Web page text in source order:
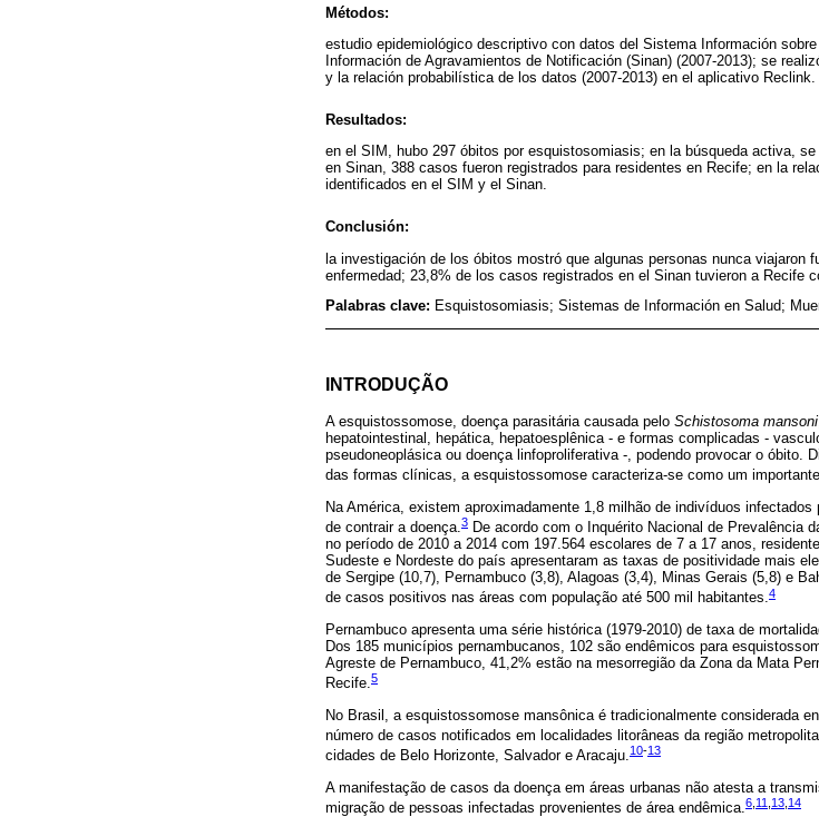
Métodos:
estudio epidemiológico descriptivo con datos del Sistema Información
Información de Agravamientos de Notificación (Sinan) (2007-2013); se
y la relación probabilística de los datos (2007-2013) en el aplicativo Reclink.
Resultados:
en el SIM, hubo 297 óbitos por esquistosomiasis; en la búsqueda activa,
en Sinan, 388 casos fueron registrados para residentes en Recife; en la
identificados en el SIM y el Sinan.
Conclusión:
la investigación de los óbitos mostró que algunas personas nunca viajaron
enfermedad; 23,8% de los casos registrados en el Sinan tuvieron a Recife
Palabras clave: Esquistosomiasis; Sistemas de Información en Salud;
INTRODUÇÃO
A esquistossomose, doença parasitária causada pelo Schistosoma mansoni
hepatointestinal, hepática, hepatoesplênica - e formas complicadas -
pseudoneoplásica ou doença linfoproliferativa -, podendo provocar o óbito.
das formas clínicas, a esquistossomose caracteriza-se como um
Na América, existem aproximadamente 1,8 milhão de indivíduos infectados
de contrair a doença.3 De acordo com o Inquérito Nacional de Prevalência
no período de 2010 a 2014 com 197.564 escolares de 7 a 17 anos,
Sudeste e Nordeste do país apresentaram as taxas de positividade mais
de Sergipe (10,7), Pernambuco (3,8), Alagoas (3,4), Minas Gerais (5,8) e
de casos positivos nas áreas com população até 500 mil habitantes.4
Pernambuco apresenta uma série histórica (1979-2010) de taxa de
Dos 185 municípios pernambucanos, 102 são endêmicos para
Agreste de Pernambuco, 41,2% estão na mesorregião da Zona da Mata
Recife.5
No Brasil, a esquistossomose mansônica é tradicionalmente considerada
número de casos notificados em localidades litorâneas da região
cidades de Belo Horizonte, Salvador e Aracaju.10-13
A manifestação de casos da doença em áreas urbanas não atesta a
migração de pessoas infectadas provenientes de área endêmica. 6 11 13 14